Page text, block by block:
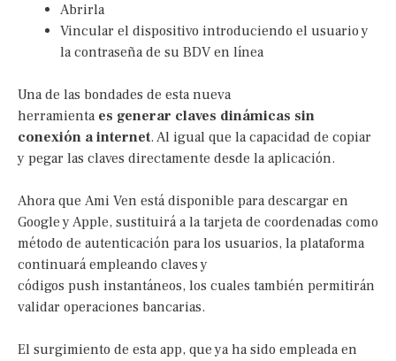
Abrirla
Vincular el dispositivo introduciendo el usuario y
la contraseña de su BDV en línea
Una de las bondades de esta nueva
herramienta es generar claves dinámicas sin
conexión a internet. Al igual que la capacidad de copiar
y pegar las claves directamente desde la aplicación.
Ahora que Ami Ven está disponible para descargar en
Google y Apple, sustituirá a la tarjeta de coordenadas como
método de autenticación para los usuarios, la plataforma
continuará empleando claves y
códigos push instantáneos, los cuales también permitirán
validar operaciones bancarias.
El surgimiento de esta app, que ya ha sido empleada en